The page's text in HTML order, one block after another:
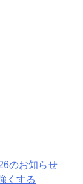
のお知らせ
くする